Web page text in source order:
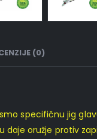
(0)
specifičnu jig
oružje protiv